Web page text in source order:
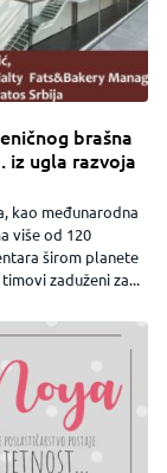
brašna
iz ugla razvoja
kao međunarodna
više od 120
širom planete
zaduženi za...